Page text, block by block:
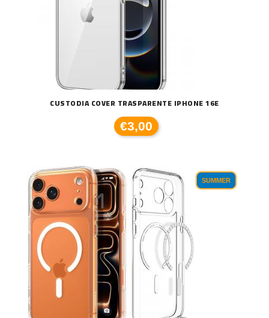
CUSTODIA COVER TRASPARENTE IPHONE 16E
€3,00
SUMMER